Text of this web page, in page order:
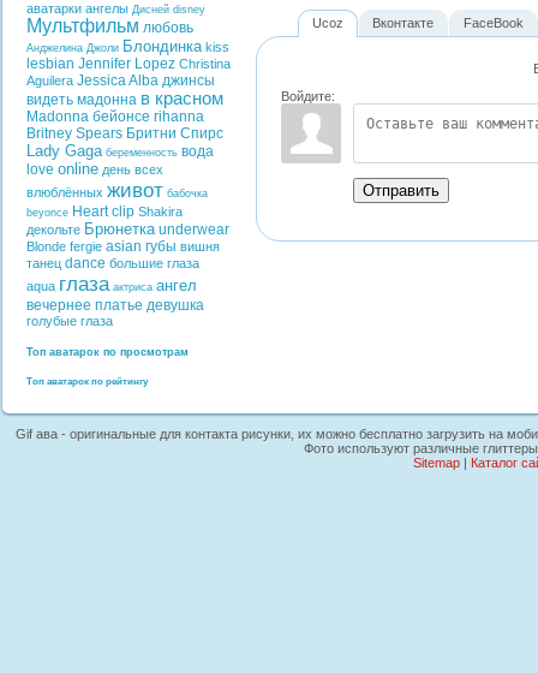
аватарки ангелы Дисней disney
Мультфильм любовь
Анджелина Джоли Блондинка kiss
lesbian Jennifer Lopez Christina
Aguilera Jessica Alba джинсы
видеть мадонна в красном
Madonna бейонсе rihanna
Britney Spears Бритни Спирс
Lady Gaga беременность вода
love online день всех
влюблённых живот бабочка
beyonce Heart clip Shakira
декольте Брюнетка underwear
Blonde fergie asian губы вишня
танец dance большие глаза
aqua глаза актриса ангел
вечернее платье девушка
голубые глаза
Топ аватарок по просмотрам
Топ аватарок по рейтингу
Ucoz
Войдите:
Отправить
Вконтакте FaceBook
Gif ава - оригинальные для контакта рисунки, их можно бесплатно загрузить на
Фото используют различные
Sitemap| Каталог